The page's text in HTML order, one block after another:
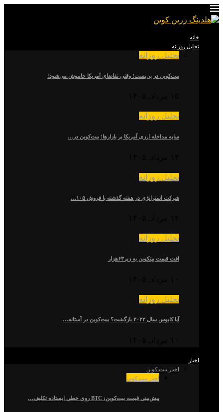
خانه
تحلیل روزانه
تحلیل روزانه
بیت‌کوین در بن‌بست؛ وقتی تقاضای آمریکا خاموش می‌شود!
تحلیل روزانه
سایه مداخله ارزی آمریکا بر بازارها؛ بیت‌کوین در…
تحلیل روزانه
شرکت استراتژی در هفته گذشته با فروش ۱۰۵…
تحلیل روزانه
افت قیمت بیتکوین به زیر۶۳هزار
تحلیل روزانه
آیا کابوس سال ۲۰۲۲ بازگشت؟ بیت‌کوین در آستانه…
اخبار
اخبار بیت کوین
اخبار بیت کوین
پیش‌بینی قیمت بیت‌کوین: BTC روی خطی ایستاده تکلیف…